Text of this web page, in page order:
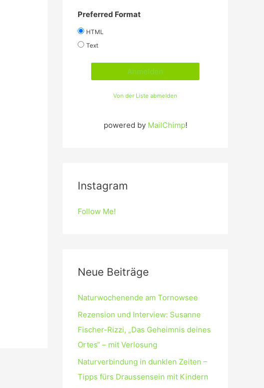
Preferred Format
HTML
Text
Von der Liste abmelden
powered by MailChimp!
Instagram
Follow Me!
Neue Beiträge
Naturwochenende am Tornowsee
Rezension und Interview: Susanne
Fischer-Rizzi, „Das Geheimnis deines
Ortes“ – mit Verlosung
Naturverbindung in dunklen Zeiten –
Tipps fürs Draussensein mit Kindern